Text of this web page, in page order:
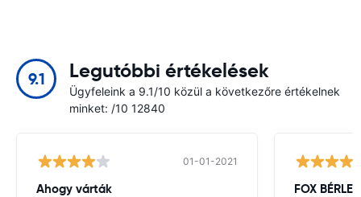
9.1 Legutóbbi értékelések
Ügyfeleink a 9.1/10 közül a következőre értékelnek
minket: /10 12840
01-01-2021
Ahogy várták FOX